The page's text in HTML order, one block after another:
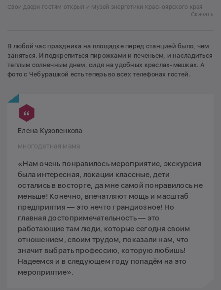
Свои двери гостям открыл и Музей энергетики Красноярского края
Скачать
В любой час праздника на площадке перед станцией было, чем
заняться. И подкрепиться пирожками и печеньем, и насладиться
теплым солнечным днем, сидя на удобных креслах-мешках. А
фото с Чебурашкой есть теперь во всех телефонах гостей.
Елена Кузовенкова
многодетная мама
«Нам очень понравилось мероприятие, экскурсия
была интересная, локации классные, дети
остались в восторге, да мне самой понравилось не
меньше! Конечно, впечатляют мощь и масштаб
предприятия — это нечто грандиозное! Но
главная достопримечательность — это
работающие там люди, которые сегодня своим
отношением, своим трудом, показали нам, что
значит выбрать профессию, которую любишь!
Надеемся и в следующем году попадём на это
мероприятие».